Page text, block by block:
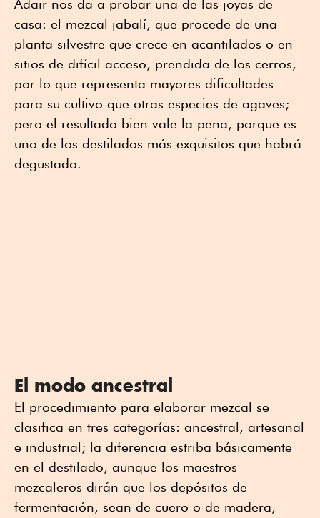
Adair nos da a probar una de las joyas de
casa: el mezcal jabalí, que procede de una
planta silvestre que crece en acantilados o en
sitios de difícil acceso, prendida de los cerros,
por lo que representa mayores dificultades
para su cultivo que otras especies de agaves;
pero el resultado bien vale la pena, porque es
uno de los destilados más exquisitos que habrá
degustado.
El modo ancestral
El procedimiento para elaborar mezcal se
clasifica en tres categorías: ancestral, artesanal
e industrial; la diferencia estriba básicamente
en el destilado, aunque los maestros
mezcaleros dirán que los depósitos de
fermentación, sean de cuero o de madera,